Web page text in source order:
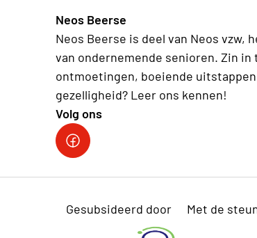
Neos Beerse
Neos Beerse is deel van Neos vzw,
van ondernemende senioren. Zin in
ontmoetingen, boeiende
gezelligheid? Leer ons kennen!
Volg ons
Facebook
Gesubsideerd door Met de